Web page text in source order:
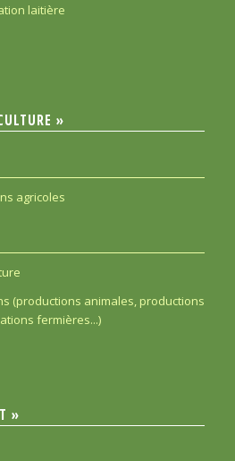
laitière
»
agricoles
(productions animales, productions
fermières...)
»